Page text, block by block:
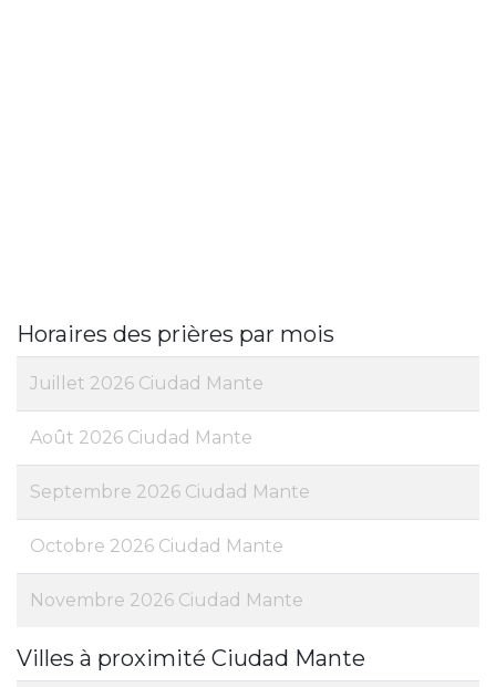
Horaires des prières par mois
Juillet 2026 Ciudad Mante
Août 2026 Ciudad Mante
Septembre 2026 Ciudad Mante
Octobre 2026 Ciudad Mante
Novembre 2026 Ciudad Mante
Villes à proximité Ciudad Mante